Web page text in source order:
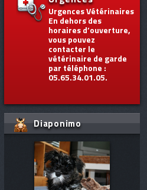
Urgences Vétérinaires
En dehors des
horaires d’ouverture,
vous pouvez
contacter le
vétérinaire de garde
par téléphone :
05.65.34.01.05.
Diaponimo